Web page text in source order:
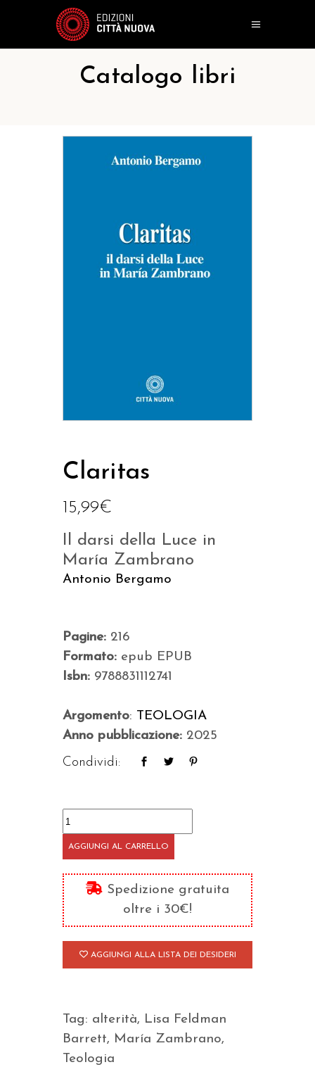
Catalogo libri
Claritas
15,99€
Il darsi della Luce in
María Zambrano
Antonio Bergamo
Pagine: 216
Formato: epub EPUB
Isbn: 9788831112741
Argomento:
TEOLOGIA
Anno pubblicazione: 2025
Condividi:
Claritas
quantità
AGGIUNGI AL CARRELLO
Spedizione gratuita
oltre i 30€!
AGGIUNGI ALLA LISTA DEI DESIDERI
Tag: alterità, Lisa Feldman
Barrett, María Zambrano,
Teologia